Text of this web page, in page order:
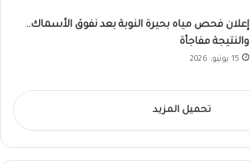
إعلان فحص مياه بحيرة النوبة بعد نفوق الأسماك..
والنتيجة مفاجأة
15 يونيو، 2026
تحميل المزيد